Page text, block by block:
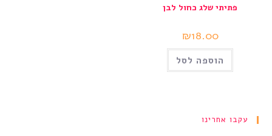
פתיתי שלג כחול לבן
₪18.00
הוספה לסל
עקבו אחרינו